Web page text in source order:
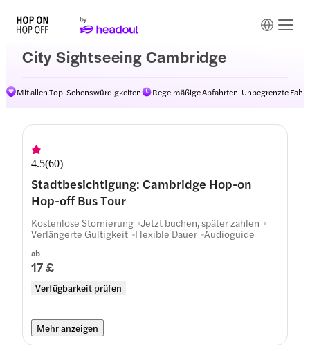
City Sightseeing Cambridge
Mit allen Top-Sehenswürdigkeiten Regelmäßige Abfahrten. Unbegrenzte
Routen
4.5(60)
Stadtbesichtigung: Cambridge Hop-on
Hop-off Bus Tour
ab
17 £
Verfügbarkeit prüfen
Kostenlose Stornierung Jetzt buchen, später zahlen
Verlängerte Gültigkeit Flexible Dauer Audioguide
Mehr anzeigen